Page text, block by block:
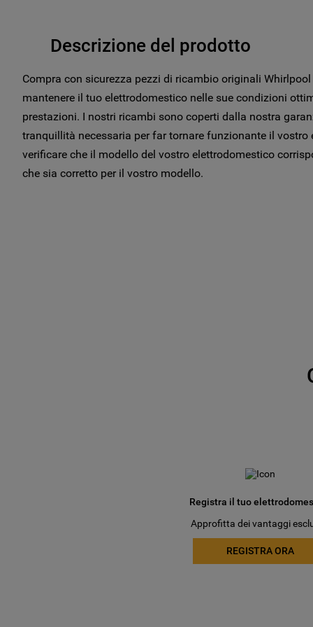
Descrizione del prodotto
Compra con sicurezza pezzi di ricambio originali
mantenere il tuo elettrodomestico nelle sue condizioni
prestazioni. I nostri ricambi sono coperti dalla nostra
tranquillità necessaria per far tornare funzionante il
verificare che il modello del vostro elettrodomestico
che sia corretto per il vostro modello.
Registra il tuo
Approfitta dei vantaggi
REGISTRA ORA